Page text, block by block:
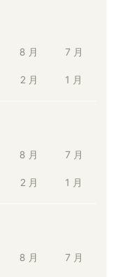
8 月 7 月
2 月 1 月
8 月 7 月
2 月 1 月
8 月 7 月